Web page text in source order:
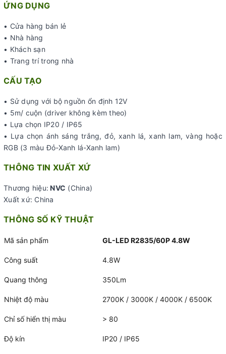
ỨNG DỤNG
• Cửa hàng bán lẻ
• Nhà hàng
• Khách sạn
• Trang trí trong nhà
CẤU TẠO
• Sử dụng với bộ nguồn ổn định 12V
• 5m/ cuộn (driver không kèm theo)
• Lựa chọn IP20 / IP65
• Lựa chọn ánh sáng trắng, đỏ, xanh lá, xanh lam, vàng hoặc
RGB (3 màu Đỏ-Xanh lá-Xanh lam)
THÔNG TIN XUẤT XỨ
Thương hiệu: NVC (China)
Xuất xứ: China
THÔNG SỐ KỸ THUẬT
Mã sản phẩm GL-LED R2835/60P 4.8W
Công suất 4.8W
Quang thông 350Lm
Nhiệt độ màu 2700K / 3000K / 4000K / 6500K
Chỉ số hiển thị màu > 80
Độ kín IP20 / IP65